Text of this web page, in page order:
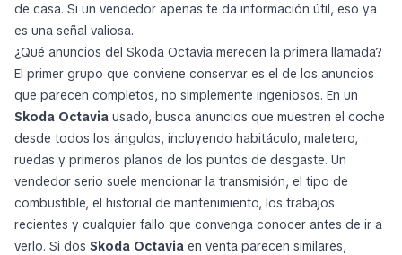
de casa. Si un vendedor apenas te da información útil, eso ya
es una señal valiosa.
¿Qué anuncios del Skoda Octavia merecen la primera llamada?
El primer grupo que conviene conservar es el de los anuncios
que parecen completos, no simplemente ingeniosos. En un
Skoda Octavia usado, busca anuncios que muestren el coche
desde todos los ángulos, incluyendo habitáculo, maletero,
ruedas y primeros planos de los puntos de desgaste. Un
vendedor serio suele mencionar la transmisión, el tipo de
combustible, el historial de mantenimiento, los trabajos
recientes y cualquier fallo que convenga conocer antes de ir a
verlo. Si dos Skoda Octavia en venta parecen similares,